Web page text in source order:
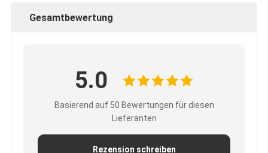
Gesamtbewertung
5.0
Basierend auf 50 Bewertungen für diesen
Lieferanten
Rezension schreiben